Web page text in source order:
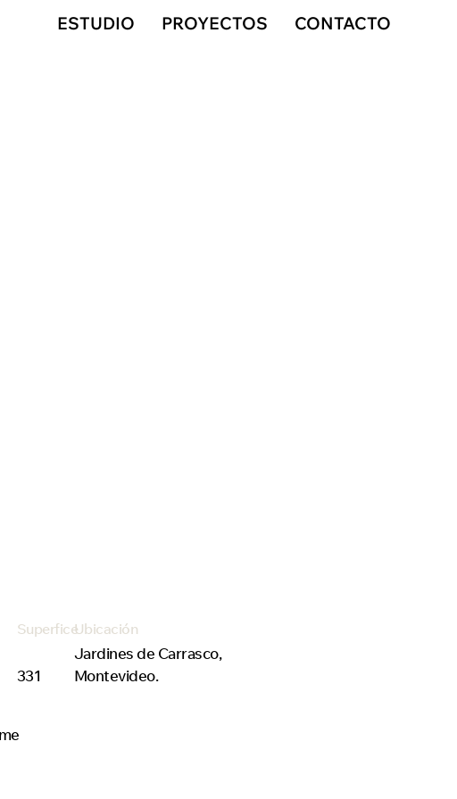
ESTUDIO PROYECTOS CONTACTO
Superfice
331
Ubicación
Jardines de Carrasco,
Montevideo.